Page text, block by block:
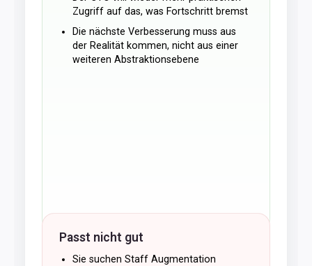
Zugriff auf das, was Fortschritt bremst
Die nächste Verbesserung muss aus
der Realität kommen, nicht aus einer
weiteren Abstraktionsebene
Passt nicht gut
Sie suchen Staff Augmentation